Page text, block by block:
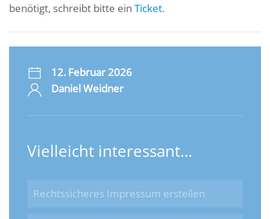
benötigt, schreibt bitte ein Ticket.
12. Februar 2026
Daniel Weidner
Vielleicht interessant…
Rechtssicheres Impressum erstellen